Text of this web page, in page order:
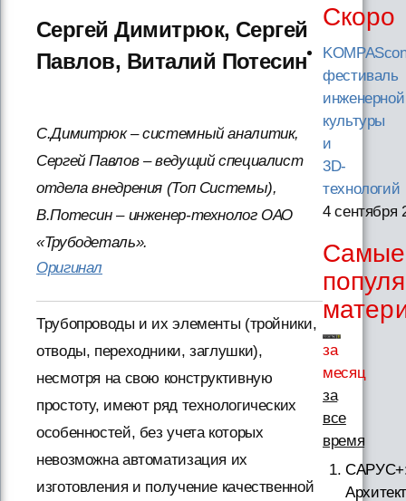
Сергей Димитрюк, Сергей
Павлов, Виталий Потесин
С.Димитрюк – системный аналитик,
Сергей Павлов – ведущий специалист
отдела внедрения (Топ Системы),
В.Потесин – инженер-технолог ОАО
«Трубодеталь».
Оригинал
Трубопроводы и их элементы (тройники,
отводы, переходники, заглушки),
несмотря на свою конструктивную
простоту, имеют ряд технологических
особенностей, без учета которых
невозможна автоматизация их
изготовления и получение качественной
Скоро
фестиваль
инженерной
культуры
и
3D-
технологий
4 сентября
Самые
за
месяц
за
все
время